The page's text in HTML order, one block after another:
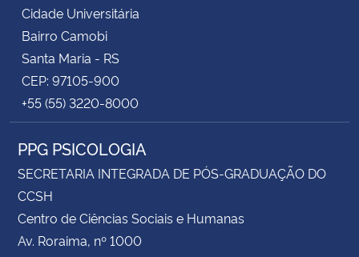
Cidade Universitária
Bairro Camobi
Santa Maria - RS
CEP: 97105-900
+55 (55) 3220-8000
PPG PSICOLOGIA
SECRETARIA INTEGRADA DE PÓS-GRADUAÇÃO DO
CCSH
Centro de Ciências Sociais e Humanas
Av. Roraima, nº 1000